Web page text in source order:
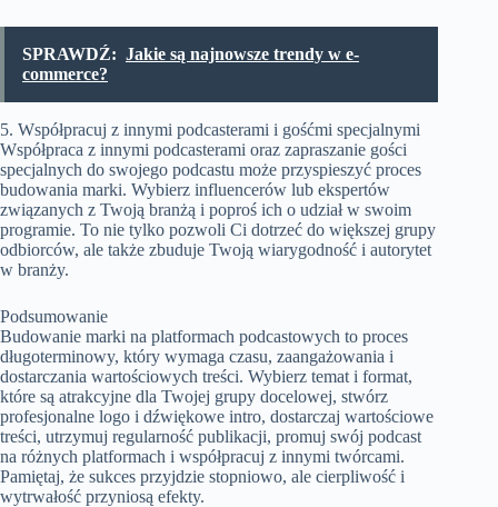
SPRAWDŹ: Jakie są najnowsze trendy w e-
commerce?
5. Współpracuj z innymi podcasterami i gośćmi specjalnymi
Współpraca z innymi podcasterami oraz zapraszanie gości
specjalnych do swojego podcastu może przyspieszyć proces
budowania marki. Wybierz influencerów lub ekspertów
związanych z Twoją branżą i poproś ich o udział w swoim
programie. To nie tylko pozwoli Ci dotrzeć do większej grupy
odbiorców, ale także zbuduje Twoją wiarygodność i autorytet
w branży.
Podsumowanie
Budowanie marki na platformach podcastowych to proces
długoterminowy, który wymaga czasu, zaangażowania i
dostarczania wartościowych treści. Wybierz temat i format,
które są atrakcyjne dla Twojej grupy docelowej, stwórz
profesjonalne logo i dźwiękowe intro, dostarczaj wartościowe
treści, utrzymuj regularność publikacji, promuj swój podcast
na różnych platformach i współpracuj z innymi twórcami.
Pamiętaj, że sukces przyjdzie stopniowo, ale cierpliwość i
wytrwałość przyniosą efekty.